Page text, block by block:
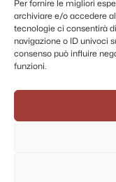
Per fornire le migliori
archiviare e/o accedere
tecnologie ci consentirà
navigazione o ID univoci
consenso può influire
funzioni.